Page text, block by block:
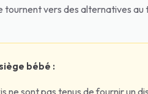
tournent vers des alternatives
bébé :
ne sont pas tenus de fournir un